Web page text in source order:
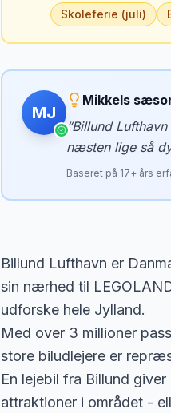
Skoleferie (juli)
MJ
Mikkels
“Billund
næsten lige så
Baseret på 17+ års
Billund Lufthavn er
sin nærhed til
udforske hele Jylland.
Med over 3 millioner
store biludlejere er
En lejebil fra Billund
attraktioner i området -